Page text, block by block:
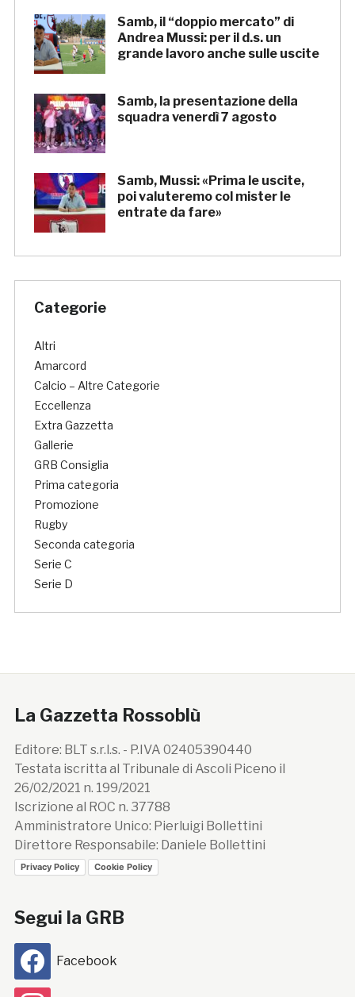
Samb, il “doppio mercato” di
Andrea Mussi: per il d.s. un
grande lavoro anche sulle uscite
Samb, la presentazione della
squadra venerdì 7 agosto
Samb, Mussi: «Prima le uscite,
poi valuteremo col mister le
entrate da fare»
Categorie
Altri
Amarcord
Calcio – Altre Categorie
Eccellenza
Extra Gazzetta
Gallerie
GRB Consiglia
Prima categoria
Promozione
Rugby
Seconda categoria
Serie C
Serie D
La Gazzetta Rossoblù
Editore: BLT s.r.l.s. - P.IVA 02405390440
Testata iscritta al Tribunale di Ascoli Piceno il
26/02/2021 n. 199/2021
Iscrizione al ROC n. 37788
Amministratore Unico: Pierluigi Bollettini
Direttore Responsabile: Daniele Bollettini
Privacy Policy Cookie Policy
Segui la GRB
Facebook